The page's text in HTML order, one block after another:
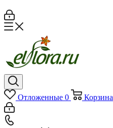
Отложенные 0 Корзина